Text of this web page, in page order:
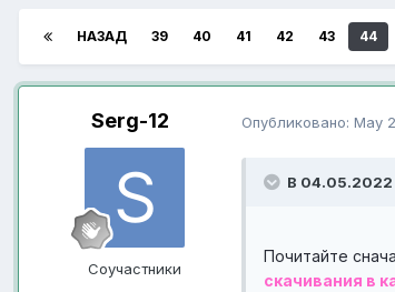
НАЗАД 39 40 41 42 43 44
Serg-12
Соучастники
Опубликовано: May
В 04.05.2022
Почитайте
скачивания в